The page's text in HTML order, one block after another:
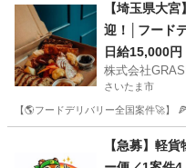
【埼玉県大
迎！│フード
日給15,000円
株式会社
さいたま市
【🌎フードデリバリー全国案件🚀】
さいたま市 ドライバー
【急募】軽